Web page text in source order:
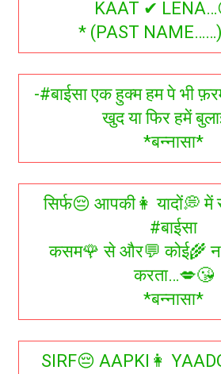
KAAT ✔
* (PAST
-#बाईसा एक हुक्म हम पे भी
खुद या फिर हमें
*बन्नासा*
सिर्फ😔 आपकी👩 यादों💭 में
#बाईसा
कसम🌹 से और💬 कोई🌾
करता…💋😘
*बन्नासा*
SIRF😔 AAPKI👩